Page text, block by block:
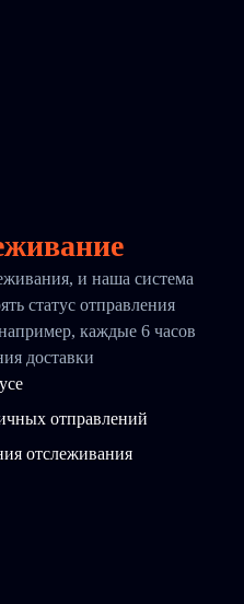
и наша система
статус отправления
каждые 6 часов
доставки
отправлений
отслеживания